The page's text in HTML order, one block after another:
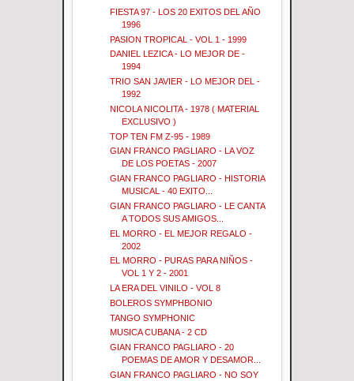
FIESTA 97 - LOS 20 EXITOS DEL AÑO
1996
PASION TROPICAL - VOL 1 - 1999
DANIEL LEZICA - LO MEJOR DE -
1994
TRIO SAN JAVIER - LO MEJOR DEL -
1992
NICOLA NICOLITA - 1978 ( MATERIAL
EXCLUSIVO )
TOP TEN FM Z-95 - 1989
GIAN FRANCO PAGLIARO - LA VOZ
DE LOS POETAS - 2007
GIAN FRANCO PAGLIARO - HISTORIA
MUSICAL - 40 EXITO...
GIAN FRANCO PAGLIARO - LE CANTA
A TODOS SUS AMIGOS...
EL MORRO - EL MEJOR REGALO -
2002
EL MORRO - PURAS PARA NIÑOS -
VOL 1 Y 2 - 2001
LA ERA DEL VINILO - VOL 8
BOLEROS SYMPHBONIO
TANGO SYMPHONIC
MUSICA CUBANA - 2 CD
GIAN FRANCO PAGLIARO - 20
POEMAS DE AMOR Y DESAMOR...
GIAN FRANCO PAGLIARO - NO SOY